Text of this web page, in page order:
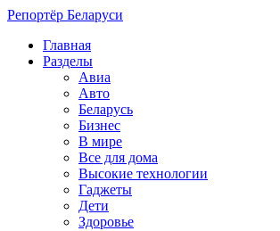
Репортёр Беларуси
Главная
Разделы
Авиа
Авто
Беларусь
Бизнес
В мире
Все для дома
Высокие технологии
Гаджеты
Дети
Здоровье